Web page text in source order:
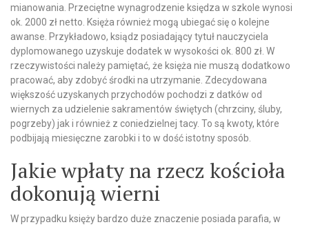
mianowania. Przeciętne wynagrodzenie księdza w szkole wynosi
ok. 2000 zł netto. Księża również mogą ubiegać się o kolejne
awanse. Przykładowo, ksiądz posiadający tytuł nauczyciela
dyplomowanego uzyskuje dodatek w wysokości ok. 800 zł. W
rzeczywistości należy pamiętać, że księża nie muszą dodatkowo
pracować, aby zdobyć środki na utrzymanie. Zdecydowana
większość uzyskanych przychodów pochodzi z datków od
wiernych za udzielenie sakramentów świętych (chrzciny, śluby,
pogrzeby) jak i również z coniedzielnej tacy. To są kwoty, które
podbijają miesięczne zarobki i to w dość istotny sposób.
Jakie wpłaty na rzecz kościoła
dokonują wierni
W przypadku księży bardzo duże znaczenie posiada parafia, w